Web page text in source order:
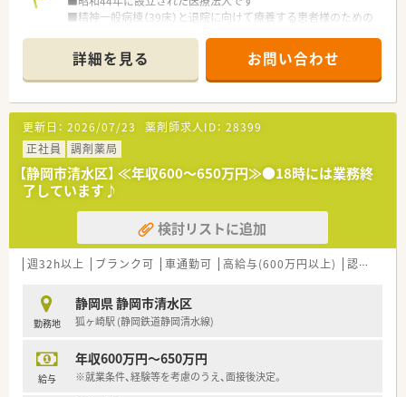
ーズに行うことができます。
■精神一般病棟（39床）と退院に向けて療養する患者様のための
■リハビリテーションセンターを設置し作業療法やデイ・ケアに
よるリハビリテーションも行っています
■患者様の社会復帰や地域での生活を支援するために訪問看護
も行っています
■職員のワークライフバランスを重視しており基本的に超過勤
務はありません。
＼ プライベートも充実した働き方 ／
■～17時終業！且つ、実働7.25時間/日の勤務です。
■経験が浅い方でも機械化が進んでおり、取り組みやすい内容で
す。
■外来や入院の調剤が主になりますが、処方箋が回ってくるタイ
ミングも分散していますので、比較的落ち着いて業務を行うこと
が出来ます。
サポートしています。
■残業少なめで、プライベートの時間もしっかり確保できます。
詳細を見る お問い合わせ
更新日： 2026/07/23 薬剤師求人ID： 28399
正社員
調剤薬局
【静岡市清水区】 ≪年収600～650万円≫●18時には業務終
了しています♪
検討リストに追加
週32h以上 ブランク可 車通勤可 高給与(600万円以上) 認定薬剤師取得支援あり
勤務地
静岡県 静岡市清水区
狐ヶ崎駅 (静岡鉄道静岡清水線)
給与
年収600万円～650万円
※就業条件、経験等を考慮のうえ、面接後決定。